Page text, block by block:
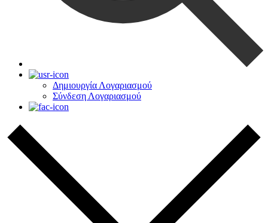
Δημιουργία Λογαριασμού
Σύνδεση Λογαριασμού